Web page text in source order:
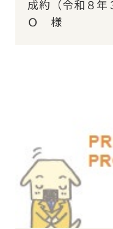
成約（令和
Ｏ 様